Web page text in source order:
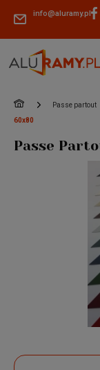
info@aluramy.pl
» Passe partout
60x80
Passe